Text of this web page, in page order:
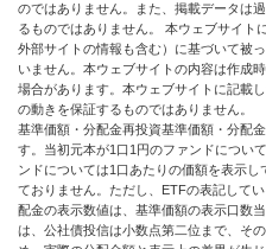
のではありません。また、掲載データは
るものではありません。 本ウェブサイト
外部サイトの情報も含む）に基づいて被
いません。本ウェブサイトの内容は作成
場合があります。本ウェブサイトに記載
の動きを保証するものではありません。
基準価額・分配金再投資基準価額・分配
す。当初元本が1口1円のファンドについ
ンドについては1口あたりの価額を表示
ておりません。ただし、ETFの表記して
配金の表示数値は、基準価額の表示口数
は、公社債投信は小数点第二位まで、そ